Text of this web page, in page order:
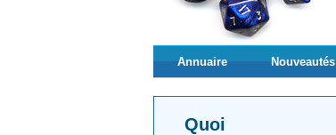
Annuaire Nouveautés
Quoi